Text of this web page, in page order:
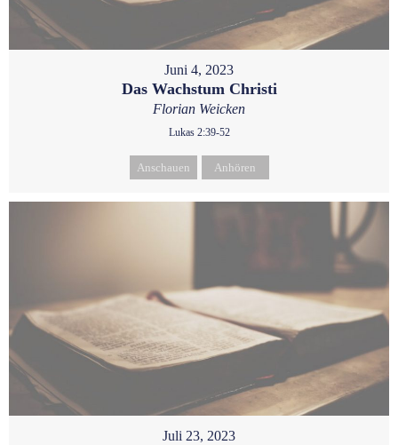
Juni 4, 2023
Das Wachstum Christi
Florian Weicken
Lukas 2:39-52
Anschauen Anhören
Juli 23, 2023